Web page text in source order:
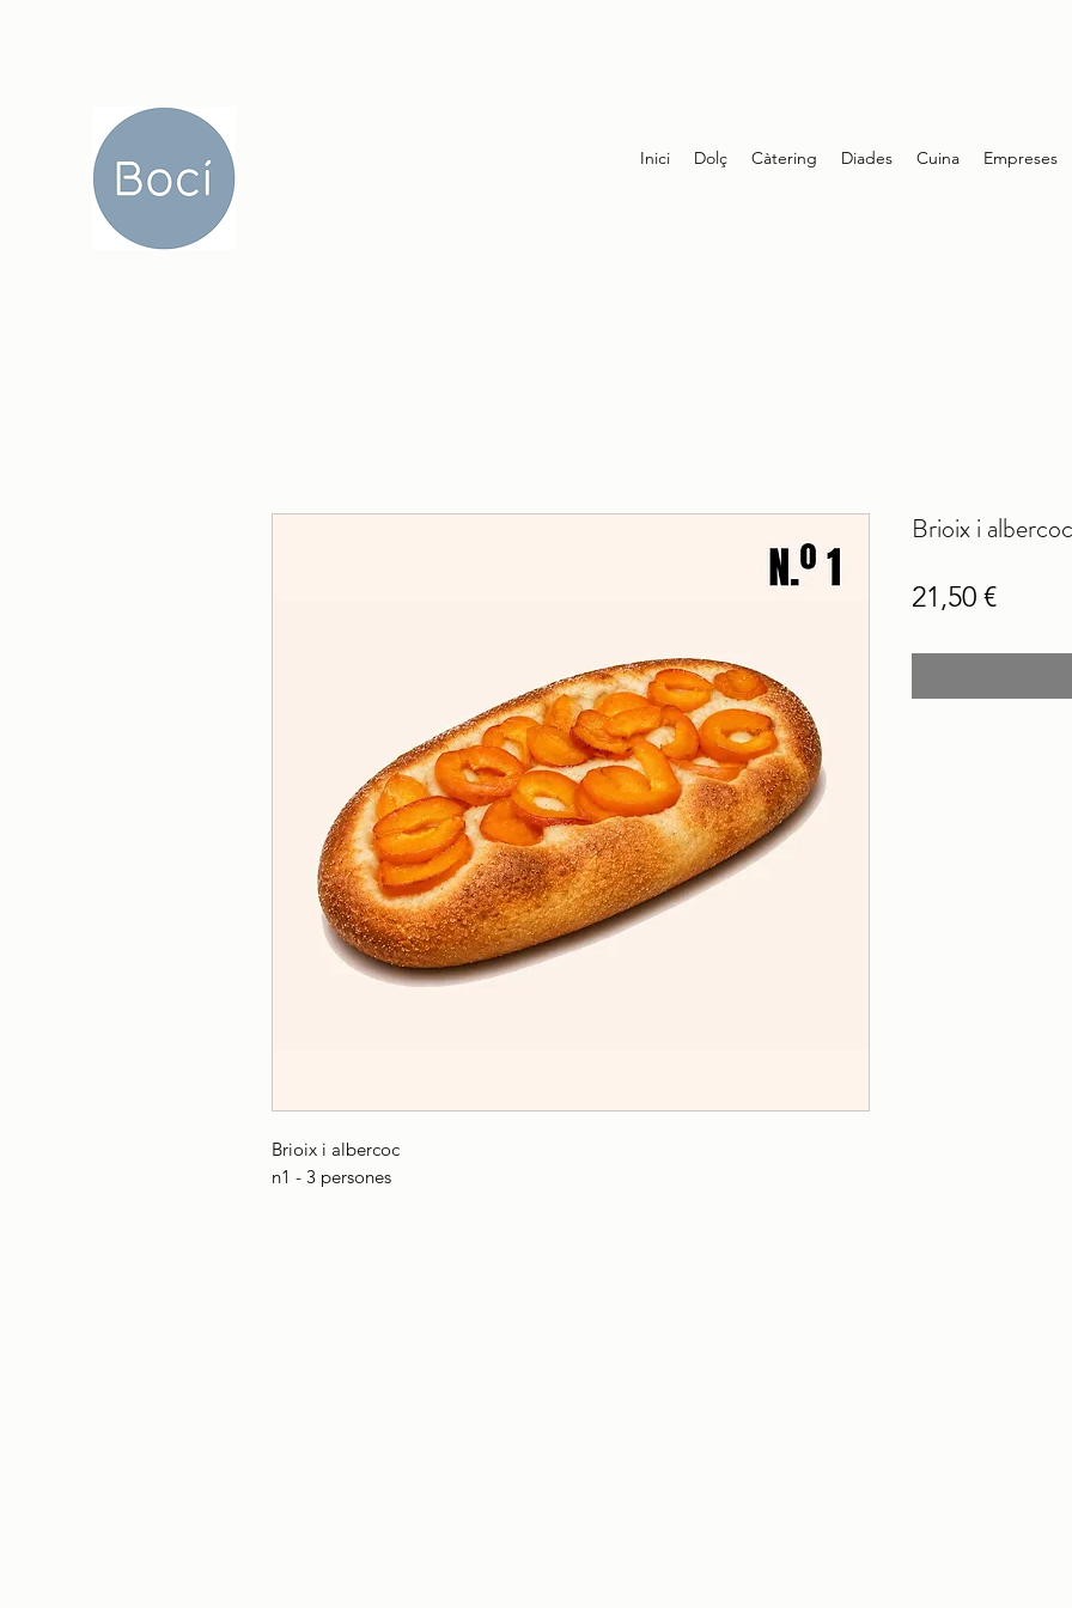
Inici Dolç Càtering Diades Cuina Empreses
Brioix i albercoc
n1 - 3 persones
Brioix i
21,50 €Price